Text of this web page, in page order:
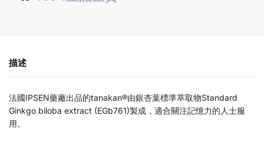
描述
法國IPSEN藥廠出品的tanakan®由銀杏葉標準萃取物Standard
Ginkgo biloba extract (EGb761)製成，適合關注記憶力的人士服
用。